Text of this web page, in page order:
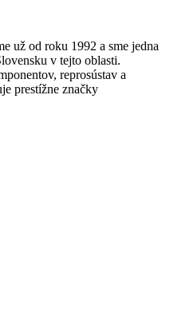
už od roku 1992 a sme jedna
v tejto oblasti.
reprosústav a
prestížne značky